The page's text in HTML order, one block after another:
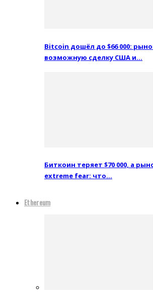
Bitcoin дошёл до $66 000:
возможную сделку США и…
Биткоин теряет $70 000, а
extreme fear: что…
Ethereum